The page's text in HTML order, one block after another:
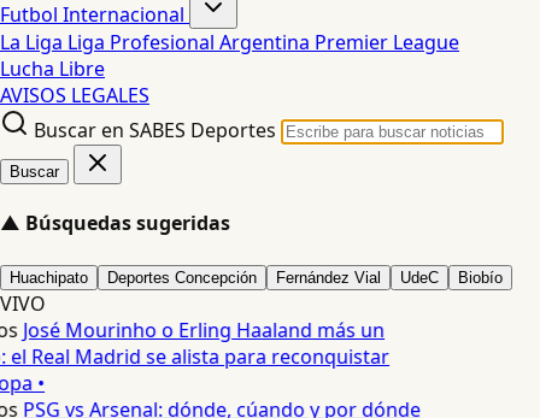
Futbol Internacional
La Liga Liga Profesional Argentina Premier League
Lucha Libre
AVISOS LEGALES
Buscar en SABES Deportes
Buscar
▲ Búsquedas sugeridas
Huachipato Deportes Concepción Fernández Vial UdeC Biobío
VIVO
José Mourinho o Erling Haaland más un
el Real Madrid se alista para reconquistar
•
PSG vs Arsenal: dónde, cúando y por dónde